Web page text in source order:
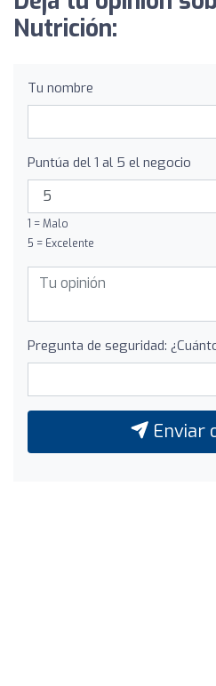
Nutrición:
Tu nombre
Puntúa del 1 al 5 el negocio
1 = Malo
5 = Excelente
Pregunta de seguridad:
Enviar